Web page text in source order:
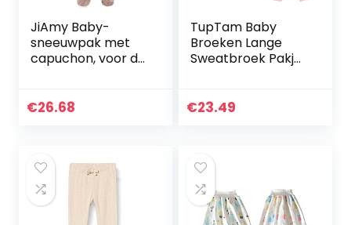
JiAmy Baby-
sneeuwpak met
capuchon, voor de
12 maanden.
€26.68
TupTam Baby
Broeken Lange
Sweatbroek Pakje
€23.49